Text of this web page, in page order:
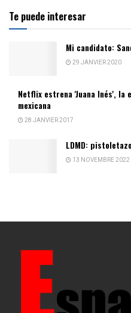
Te puede interesar
Mi candidato:
29 JANVIER 2020
Netflix estrena 'Juana Inés', la
mexicana
28 JANVIER 2017
LDMD:
13 NOVEMBRE 2022